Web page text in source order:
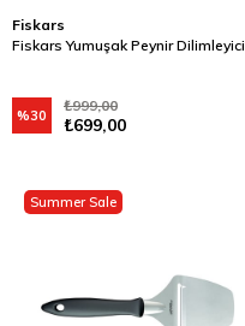
Fiskars
Fiskars Yumuşak Peynir Dilimleyici
₺699,00
₺999,00
%30
Summer Sale